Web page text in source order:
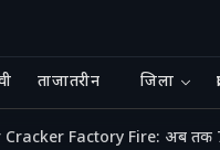
ताजातरीन जिला
Cracker Factory Fire: अब तक